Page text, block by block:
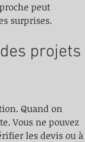
peut
surprises.
projets
Quand on
Vous ne pouvez
les devis ou à